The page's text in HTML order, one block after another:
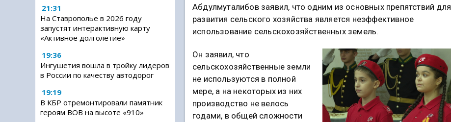
21:31
На Ставрополье в 2026 году
запустят интерактивную карту
«Активное долголетие»
19:36
Ингушетия вошла в тройку лидеров
в России по качеству автодорог
19:19
В КБР отремонтировали памятник
героям ВОВ на высоте «910»
Абдулмуталибов заявил, что одним из основных препятствий для
развития сельского хозяйства является неэффективное
использование сельскохозяйственных земель.
Он заявил, что
сельскохозяйственные земли
не используются в полной
мере, а на некоторых из них
производство не велось
годами, в общей сложности